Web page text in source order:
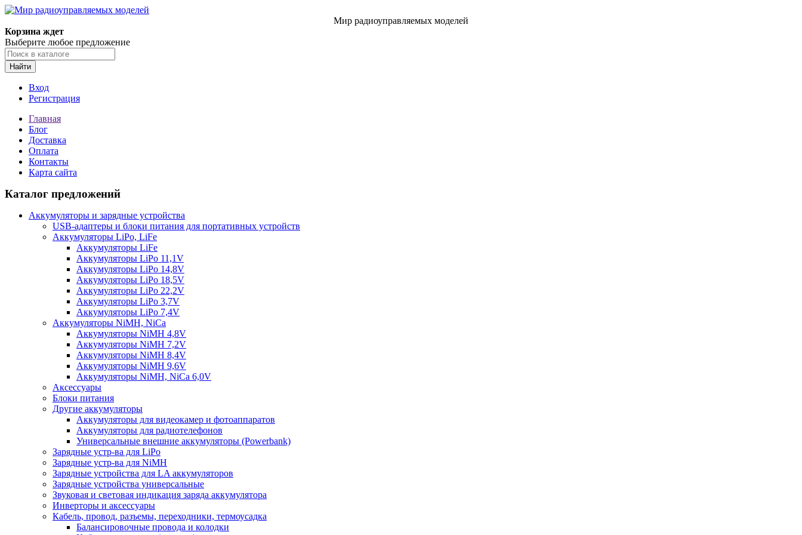
Мир радиоуправляемых моделей
Корзина ждет
Выберите любое предложение
Найти
Вход
Регистрация
Главная
Блог
Доставка
Оплата
Контакты
Карта сайта
Каталог предложений
Аккумуляторы и зарядные устройства
USB-адаптеры и блоки питания для портативных устройств
Аккумуляторы LiPo, LiFe
Аккумуляторы LiFe
Аккумуляторы LiPo 11,1V
Аккумуляторы LiPo 14,8V
Аккумуляторы LiPo 18,5V
Аккумуляторы LiPo 22,2V
Аккумуляторы LiPo 3,7V
Аккумуляторы LiPo 7,4V
Аккумуляторы NiMH, NiCa
Аккумуляторы NiMH 4,8V
Аккумуляторы NiMH 7,2V
Аккумуляторы NiMH 8,4V
Аккумуляторы NiMH 9,6V
Аккумуляторы NiMH, NiCa 6,0V
Аксессуары
Блоки питания
Другие аккумуляторы
Аккумуляторы для видеокамер и фотоаппаратов
Аккумуляторы для радиотелефонов
Универсальные внешние аккумуляторы (Powerbank)
Зарядные устр-ва для LiPo
Зарядные устр-ва для NiMH
Зарядные устройства для LA аккумуляторов
Зарядные устройства универсальные
Звуковая и световая индикация заряда аккумулятора
Инверторы и аксессуары
Кабель, провод, разъемы, переходники, термоусадка
Балансировочные провода и колодки